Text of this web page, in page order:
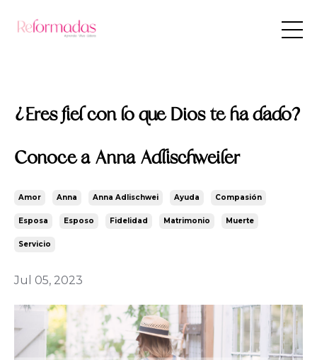
¿Eres fiel con lo que Dios te ha dado?
Conoce a Anna Adlischweiler
Amor Anna Anna Adlischwei Ayuda Compasión
Esposa Esposo Fidelidad Matrimonio Muerte
Servicio
Jul 05, 2023